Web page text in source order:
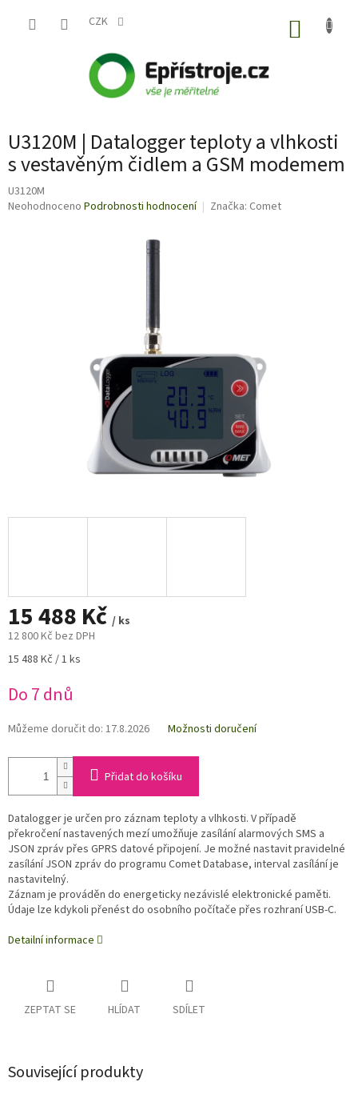
CZK
U3120M | Datalogger teploty a vlhkosti
s vestavěným čidlem a GSM modemem
U3120M
Průměrné
Neohodnoceno Podrobnosti hodnocení Značka: Comet
15 488 Kč / ks
12 800 Kč bez DPH
Měrná
15 488 Kč / 1 ks
Do 7 dnů
Můžeme doručit do: 17.8.2026 Možnosti doručení
Přidat do košíku
Datalogger je určen pro záznam teploty a vlhkosti. V případě
překročení nastavených mezí umožňuje zasílání alarmových SMS a
JSON zpráv přes GPRS datové připojení. Je možné nastavit pravidelné
zasílání JSON zpráv do programu Comet Database, interval zasílání je
nastavitelný.
Záznam je prováděn do energeticky nezávislé elektronické paměti.
Údaje lze kdykoli přenést do osobního počítače přes rozhraní USB-C.
Detailní informace
ZEPTAT SE HLÍDAT SDÍLET
Související produkty